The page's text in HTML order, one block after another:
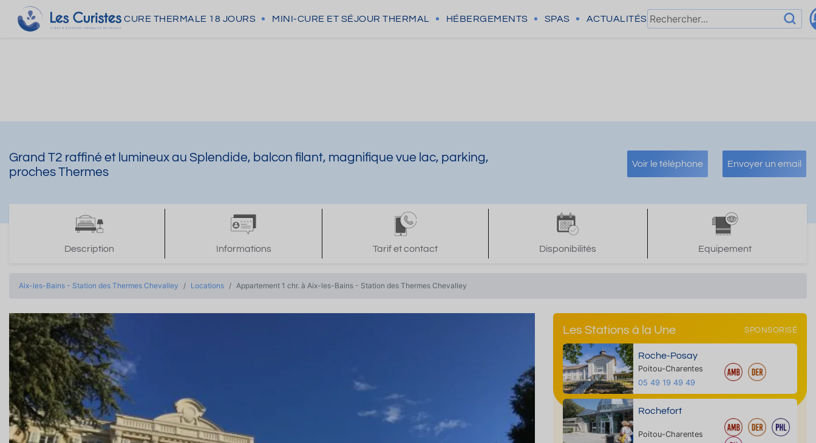
CURE THERMALE 18 JOURS MINI-CURE ET SÉJOUR THERMAL HÉBERGEMENTS SPAS ACTUALITÉS
Grand T2 raffiné et lumineux au Splendide, balcon filant, magnifique vue lac, parking,
proches Thermes
Voir le téléphone Envoyer un email
Description Informations Tarif et contact Disponibilités Equipement
Aix-les-Bains - Station des Thermes Chevalley Locations Appartement 1 chr. à Aix-les-Bains - Station des Thermes Chevalley
Les Stations à la Une SPONSORISÉ
Roche-Posay
Poitou-Charentes
05 49 19 49 49
Rochefort
Poitou-Charentes